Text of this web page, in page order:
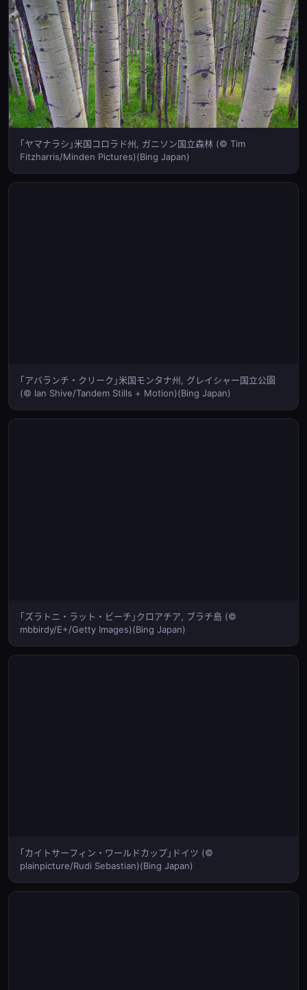
｢ヤマナラシ｣米国コロラド州, ガニソン国立森林 (© Tim
Fitzharris/Minden Pictures)(Bing Japan)
｢アバランチ・クリーク｣米国モンタナ州, グレイシャー国立公園
(© Ian Shive/Tandem Stills + Motion)(Bing Japan)
｢ズラトニ・ラット・ビーチ｣クロアチア, ブラチ島 (©
mbbirdy/E+/Getty Images)(Bing Japan)
｢カイトサーフィン・ワールドカップ｣ドイツ (©
plainpicture/Rudi Sebastian)(Bing Japan)